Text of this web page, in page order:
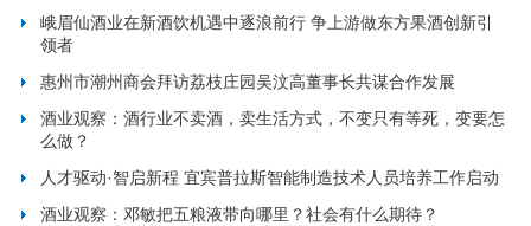
峨眉仙酒业在新酒饮机遇中逐浪前行 争上游做东方果酒创新引
领者
惠州市潮州商会拜访荔枝庄园吴汶高董事长共谋合作发展
酒业观察：酒行业不卖酒，卖生活方式，不变只有等死，变要怎
么做？
人才驱动·智启新程 宜宾普拉斯智能制造技术人员培养工作启动
酒业观察：邓敏把五粮液带向哪里？社会有什么期待？